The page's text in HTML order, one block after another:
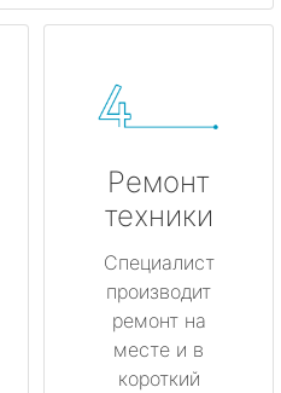
Ремонт
техники
Специалист
производит
ремонт на
месте и в
короткий